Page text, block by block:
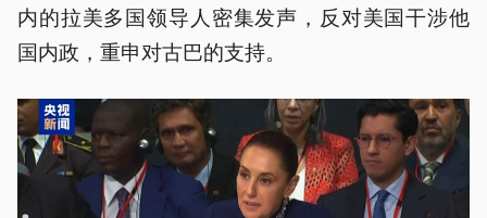
内的拉美多国领导人密集发声，反对美国干涉他
国内政，重申对古巴的支持。